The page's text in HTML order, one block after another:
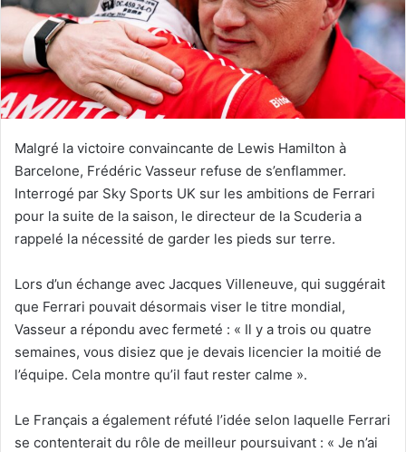
Malgré la victoire convaincante de Lewis Hamilton à
Barcelone, Frédéric Vasseur refuse de s’enflammer.
Interrogé par Sky Sports UK sur les ambitions de Ferrari
pour la suite de la saison, le directeur de la Scuderia a
rappelé la nécessité de garder les pieds sur terre.
Lors d’un échange avec Jacques Villeneuve, qui suggérait
que Ferrari pouvait désormais viser le titre mondial,
Vasseur a répondu avec fermeté : « Il y a trois ou quatre
semaines, vous disiez que je devais licencier la moitié de
l’équipe. Cela montre qu’il faut rester calme ».
Le Français a également réfuté l’idée selon laquelle Ferrari
se contenterait du rôle de meilleur poursuivant : « Je n’ai